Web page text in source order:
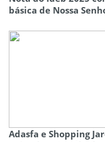
básica de Nossa
Adasfa e Shopping